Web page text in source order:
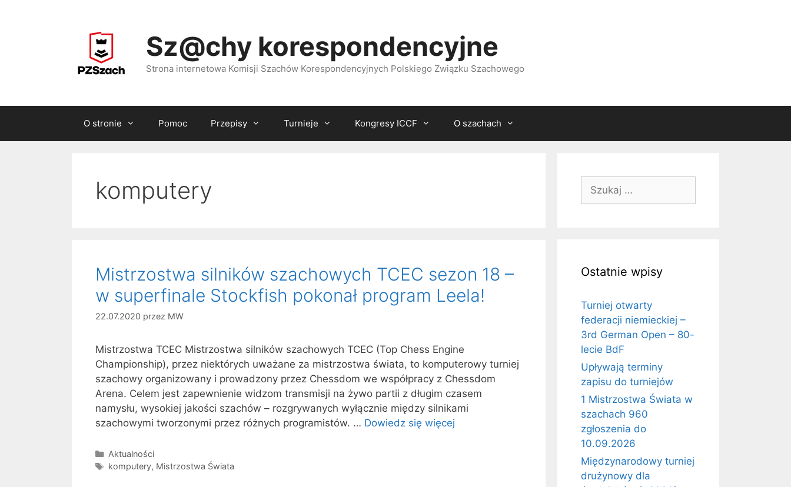
Sz@chy korespondencyjne
Strona internetowa Komisji Szachów Korespondencyjnych Polskiego Związku Szachowego
O stronie Pomoc Przepisy Turnieje Kongresy ICCF O szachach
komputery
Mistrzostwa silników szachowych TCEC sezon 18 –
w superfinale Stockfish pokonał program Leela!
22.07.2020 przez MW
Mistrzostwa TCEC Mistrzostwa silników szachowych TCEC (Top Chess Engine
Championship), przez niektórych uważane za mistrzostwa świata, to komputerowy turniej
szachowy organizowany i prowadzony przez Chessdom we współpracy z Chessdom
Arena. Celem jest zapewnienie widzom transmisji na żywo partii z długim czasem
namysłu, wysokiej jakości szachów – rozgrywanych wyłącznie między silnikami
szachowymi tworzonymi przez różnych programistów. … Dowiedz się więcej
Kategorie
Aktualności
Tagi
komputery, Mistrzostwa Świata
Ostatnie wpisy
Turniej otwarty
federacji niemieckiej –
3rd German Open – 80-
lecie BdF
Upływają terminy
zapisu do turniejów
1 Mistrzostwa Świata w
szachach 960
zgłoszenia do
10.09.2026
Międzynarodowy turniej
drużynowy dla